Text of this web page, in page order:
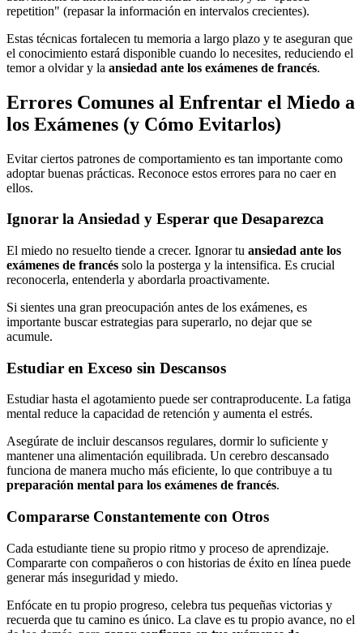
repetition" (repasar la información en intervalos crecientes).
Estas técnicas fortalecen tu memoria a largo plazo y te aseguran que
el conocimiento estará disponible cuando lo necesites, reduciendo el
temor a olvidar y la ansiedad ante los exámenes de francés.
Errores Comunes al Enfrentar el Miedo a
los Exámenes (y Cómo Evitarlos)
Evitar ciertos patrones de comportamiento es tan importante como
adoptar buenas prácticas. Reconoce estos errores para no caer en
ellos.
Ignorar la Ansiedad y Esperar que Desaparezca
El miedo no resuelto tiende a crecer. Ignorar tu ansiedad ante los
exámenes de francés solo la posterga y la intensifica. Es crucial
reconocerla, entenderla y abordarla proactivamente.
Si sientes una gran preocupación antes de los exámenes, es
importante buscar estrategias para superarlo, no dejar que se
acumule.
Estudiar en Exceso sin Descansos
Estudiar hasta el agotamiento puede ser contraproducente. La fatiga
mental reduce la capacidad de retención y aumenta el estrés.
Asegúrate de incluir descansos regulares, dormir lo suficiente y
mantener una alimentación equilibrada. Un cerebro descansado
funciona de manera mucho más eficiente, lo que contribuye a tu
preparación mental para los exámenes de francés.
Compararse Constantemente con Otros
Cada estudiante tiene su propio ritmo y proceso de aprendizaje.
Compararte con compañeros o con historias de éxito en línea puede
generar más inseguridad y miedo.
Enfócate en tu propio progreso, celebra tus pequeñas victorias y
recuerda que tu camino es único. La clave es tu propio avance, no el